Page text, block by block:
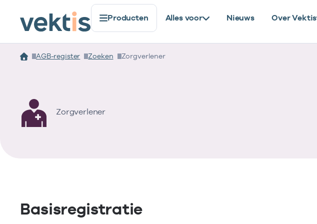
Producten Alles voor Nieuws Over Vektis
AGB-register Zoeken Zorgverlener
Zorgverlener
Basisregistratie